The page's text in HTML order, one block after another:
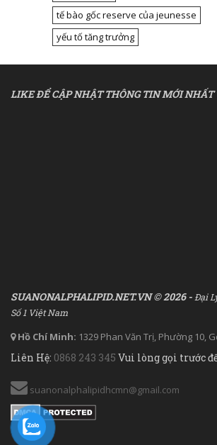
tế bào gốc reserve của jeunesse
yếu tố tăng trưởng
LIKE ĐỂ CẬP NHẬT THÔNG TIN MỚI NHẤT
SUANONALPHALIPID.NET.VN © 2026 -Đại
Số 1 Việt Nam
Hồ Chí Minh: 1329 Phan Văn Trị, Phường 10,
Liên Hệ: 0868 243 345 Vui lòng gọi trước
suanonalphalipidhcmn@gmail.com